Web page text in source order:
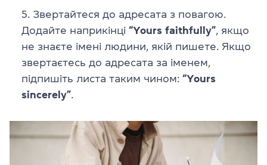
Звертайтеся до адресата з повагою.
Додайте наприкінці “Yours faithfully” , якщо
не знаєте імені людини, якій пишете. Якщо
звертаєтесь до адресата за іменем,
підпишіть листа таким чином: “Yours
sincerely”